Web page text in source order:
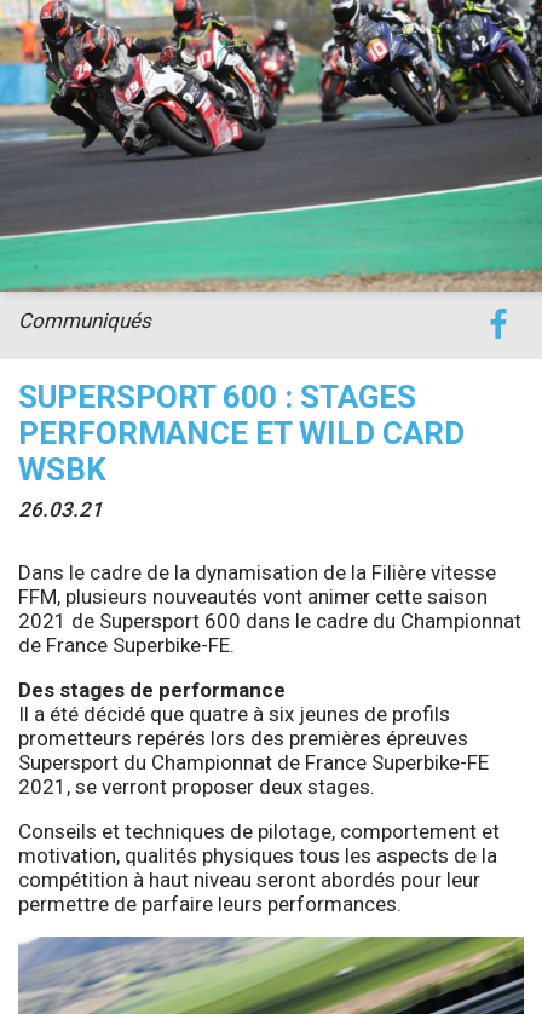
SUPERSPORT 600 : STAGES
PERFORMANCE ET WILD CARD
WSBK
26.03.21
Communiqués
Dans le cadre de la dynamisation de la Filière vitesse
FFM, plusieurs nouveautés vont animer cette saison
2021 de Supersport 600 dans le cadre du Championnat
de France Superbike-FE.
Des stages de performance
Il a été décidé que quatre à six jeunes de profils
prometteurs repérés lors des premières épreuves
Supersport du Championnat de France Superbike-FE
2021, se verront proposer deux stages.
Conseils et techniques de pilotage, comportement et
motivation, qualités physiques tous les aspects de la
compétition à haut niveau seront abordés pour leur
permettre de parfaire leurs performances.